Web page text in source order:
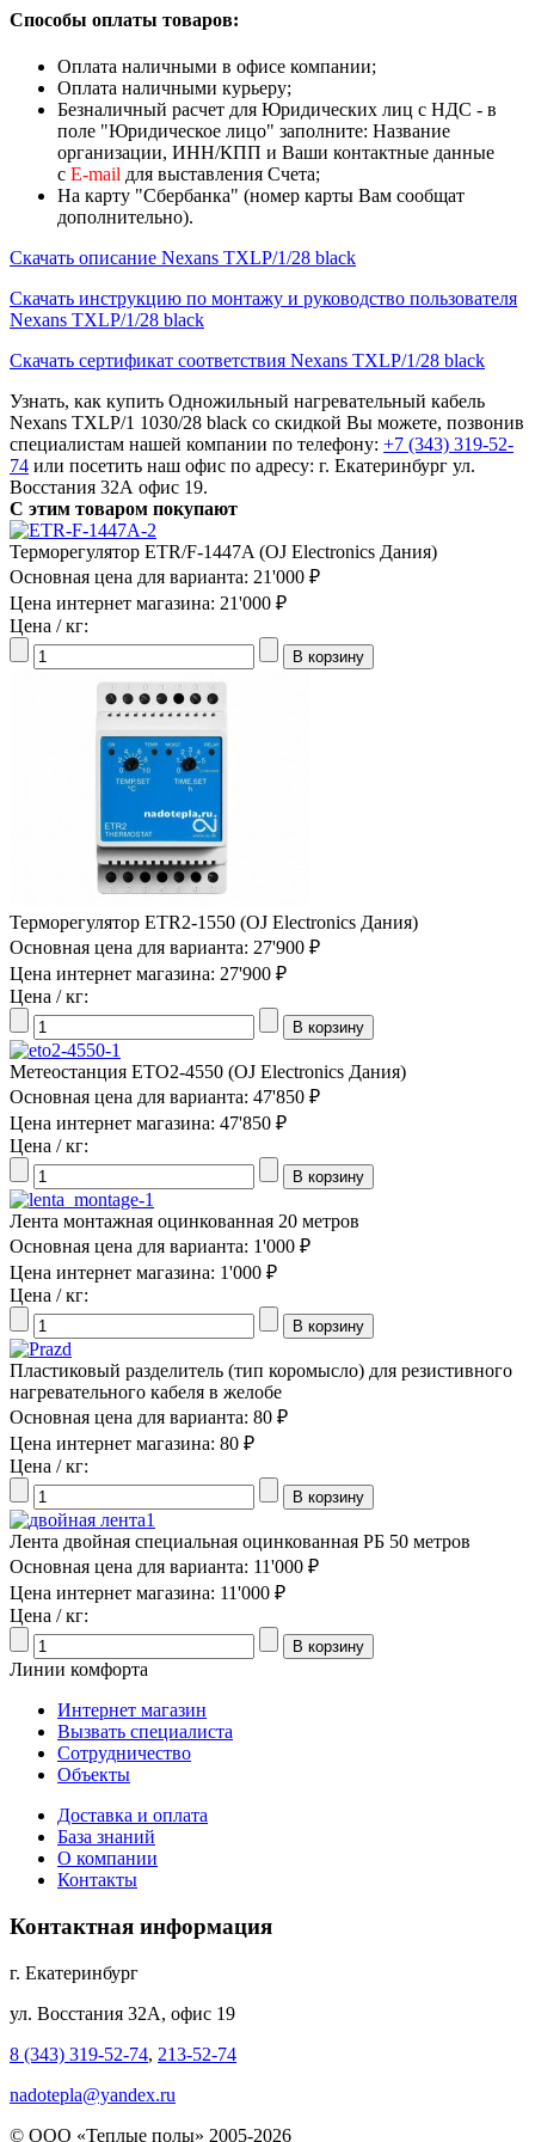
Способы оплаты товаров:
Оплата наличными в офисе компании;
Оплата наличными курьеру;
Безналичный расчет для Юридических лиц с НДС - в
поле "Юридическое лицо" заполните: Название
организации, ИНН/КПП и Ваши контактные данные
с Е-mail для выставления Счета;
На карту "Сбербанка" (номер карты Вам сообщат
дополнительно).
Скачать описание Nexans TXLP/1/28 black
Скачать инструкцию по монтажу и руководство пользователя
Nexans TXLP/1/28 black
Скачать сертификат соответствия Nexans TXLP/1/28 black
Узнать, как купить Одножильный нагревательный кабель
Nexans TXLP/1 1030/28 black со скидкой Вы можете, позвонив
специалистам нашей компании по телефону: +7 (343) 319-52-
74 или посетить наш офис по адресу: г. Екатеринбург ул.
Восстания 32А офис 19.
С этим товаром покупают
Терморегулятор ETR/F-1447A (OJ Electronics Дания)
Основная цена для варианта: 21'000 ₽
Цена интернет магазина: 21'000 ₽
Цена / кг:
Терморегулятор ETR2-1550 (OJ Electronics Дания)
Основная цена для варианта: 27'900 ₽
Цена интернет магазина: 27'900 ₽
Цена / кг:
Метеостанция ETO2-4550 (OJ Electronics Дания)
Основная цена для варианта: 47'850 ₽
Цена интернет магазина: 47'850 ₽
Цена / кг:
Лента монтажная оцинкованная 20 метров
Основная цена для варианта: 1'000 ₽
Цена интернет магазина: 1'000 ₽
Цена / кг:
Пластиковый разделитель (тип коромысло) для резистивного
нагревательного кабеля в желобе
Основная цена для варианта: 80 ₽
Цена интернет магазина: 80 ₽
Цена / кг:
Лента двойная специальная оцинкованная РБ 50 метров
Основная цена для варианта: 11'000 ₽
Цена интернет магазина: 11'000 ₽
Цена / кг:
Линии комфорта
Интернет магазин
Вызвать специалиста
Сотрудничество
Объекты
Доставка и оплата
База знаний
О компании
Контакты
Контактная информация
г. Екатеринбург
ул. Восстания 32А, офис 19
8 (343) 319-52-74, 213-52-74
nadotepla@yandex.ru
© ООО «Теплые полы» 2005-2026